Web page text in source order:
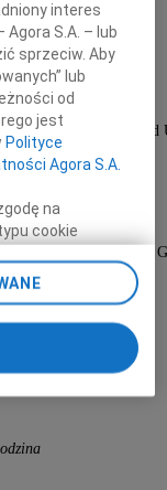
Boczek
1922 roku ,
Kent State i Harvard
innych uczelni,
Witomińskim w
odbędzie się
interes
Agora S.A. – lub
sprzeciw. Aby
lub
od
jest
Polityce
Agora S.A.
na
cookie
w każdej
cookie,
Twoimi
serwisu i